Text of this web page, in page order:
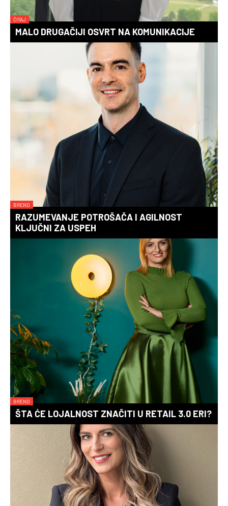
ČITAJ
MALO DRUGAČIJI OSVRT NA KOMUNIKACIJE
BREND
RAZUMEVANJE POTROŠAČA I AGILNOST
KLJUČNI ZA USPEH
BREND
ŠTA ĆE LOJALNOST ZNAČITI U RETAIL 3.0 ERI?